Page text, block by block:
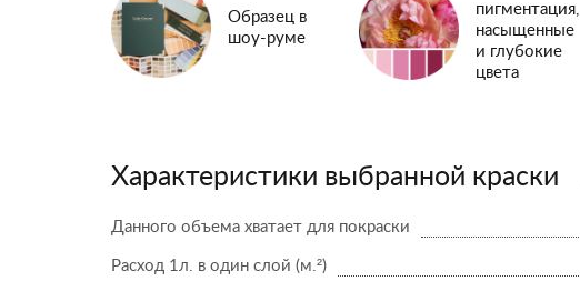
Образец в
шоу-руме
пигментация,
насыщенные
и глубокие
цвета
Характеристики выбранной краски
Данного объема хватает для покраски
Расход 1л. в один слой (м.²)